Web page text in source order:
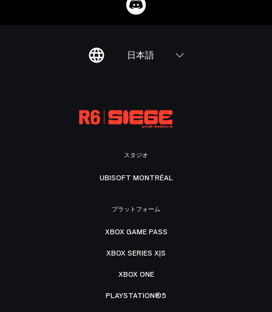
日本語
スタジオ
UBISOFT MONTRÉAL
プラットフォーム
XBOX GAME PASS
XBOX SERIES X|S
XBOX ONE
PLAYSTATION®5